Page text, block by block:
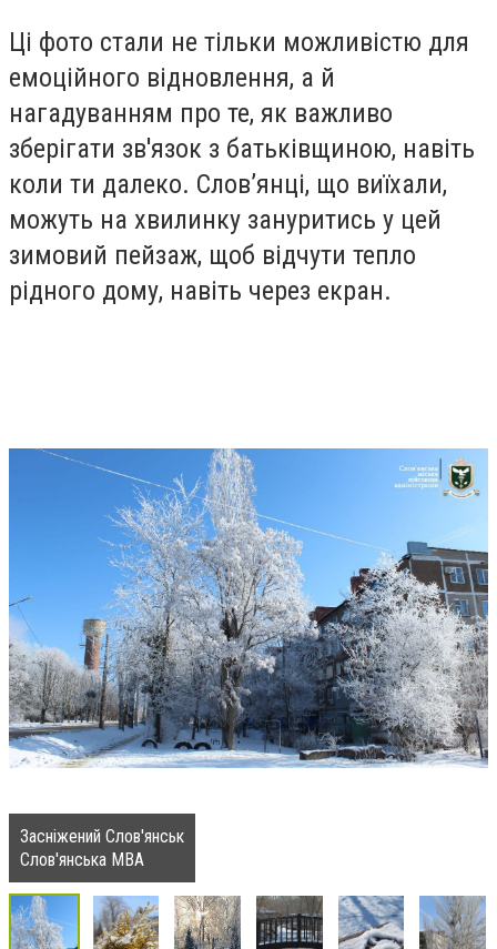
Ці фото стали не тільки можливістю для
емоційного відновлення, а й
нагадуванням про те, як важливо
зберігати зв'язок з батьківщиною, навіть
коли ти далеко. Слов’янці, що виїхали,
можуть на хвилинку зануритись у цей
зимовий пейзаж, щоб відчути тепло
рідного дому, навіть через екран.
Засніжений Слов'янськ
Слов'янська МВА